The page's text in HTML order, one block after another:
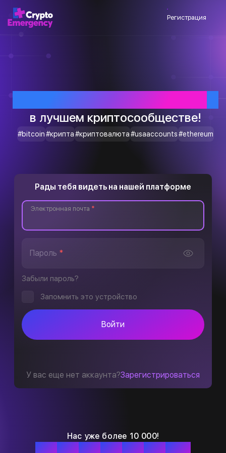
Регистрация
в лучшем криптосообществе!
#bitcoin#крипта#криптовалюта#usaaccounts#ethereum
Нас уже более 10 000!
Рады тебя видеть на нашей платформе
Электронная почта *
Пароль *
Забыли пароль?
Запомнить это устройство
Войти
У вас еще нет аккаунта?Зарегистрироваться